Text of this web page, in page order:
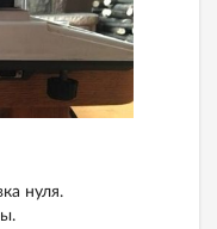
нуля.